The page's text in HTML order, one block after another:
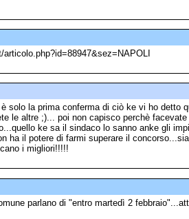
solo la prima conferma di ciò ke vi ho detto
le altre ;)... poi non capisco perchè
ke sa il sindaco lo sanno anke gli
ha il potere di farmi superare il
i migliori!!!!!
parlano di "entro martedì 2